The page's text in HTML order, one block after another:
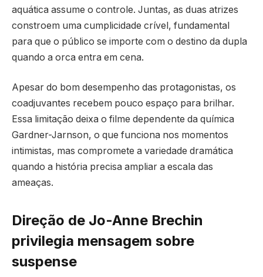
aquática assume o controle. Juntas, as duas atrizes
constroem uma cumplicidade crível, fundamental
para que o público se importe com o destino da dupla
quando a orca entra em cena.
Apesar do bom desempenho das protagonistas, os
coadjuvantes recebem pouco espaço para brilhar.
Essa limitação deixa o filme dependente da química
Gardner-Jarnson, o que funciona nos momentos
intimistas, mas compromete a variedade dramática
quando a história precisa ampliar a escala das
ameaças.
Direção de Jo-Anne Brechin
privilegia mensagem sobre
suspense